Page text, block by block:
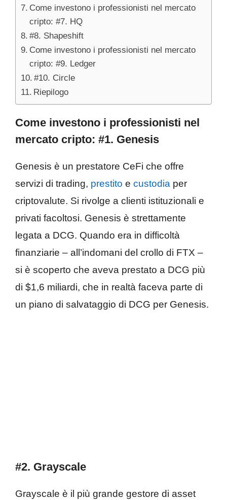
Come investono i professionisti nel mercato
cripto: #7. HQ
#8. Shapeshift
Come investono i professionisti nel mercato
cripto: #9. Ledger
#10. Circle
Riepilogo
Come investono i professionisti nel
mercato cripto: #1. Genesis
Genesis è un prestatore CeFi che offre
servizi di trading, prestito e custodia per
criptovalute. Si rivolge a clienti istituzionali e
privati facoltosi. Genesis è strettamente
legata a DCG. Quando era in difficoltà
finanziarie – all’indomani del crollo di FTX –
si è scoperto che aveva prestato a DCG più
di $1,6 miliardi, che in realtà faceva parte di
un piano di salvataggio di DCG per Genesis.
#2. Grayscale
Grayscale è il più grande gestore di asset